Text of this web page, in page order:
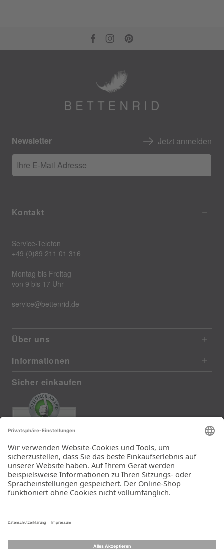
Newsletter Jetzt anmelden
Ihre E-Mail Adresse
Kontakt
Service-Telefon
+49 (0)89 211 01 316
Montag bis Freitag
von 9 bis 17 Uhr
service@bettenrid.de
Über uns
Informationen
Sicher einkaufen
385 reviews from real customers
(last 12 months)
Total: 11283
Die Auswahl und die
Einfachheit der
Bestellung.